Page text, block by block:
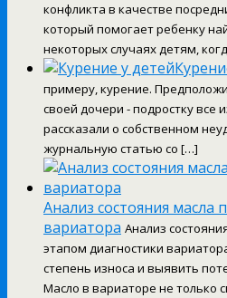
конфликта в качестве
который помогает ребенку
некоторых случаях детям,
примеру, курение.
своей дочери - подростку
рассказали о собственном
журнальную статью со […]
Анализ состояния масла
вариатора Анализ
этапом диагностики
степень износа и выявить
Масло в вариаторе не только